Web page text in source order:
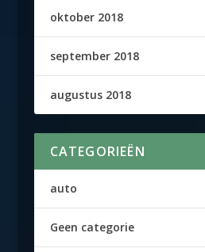
oktober 2018
september 2018
augustus 2018
CATEGORIEËN
auto
Geen categorie